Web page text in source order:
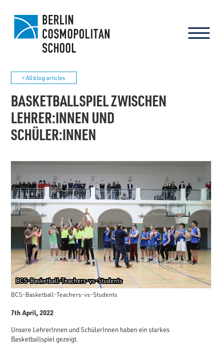
< All blog articles
BASKETBALLSPIEL ZWISCHEN
LEHRER:INNEN UND
SCHÜLER:INNEN
BCS-Basketball-Teachers-vs-Students
BCS-Basketball-Teachers-vs-Students
7th April, 2022
Unsere LehrerInnen und SchülerInnen haben ein starkes
Basketballspiel gezeigt.